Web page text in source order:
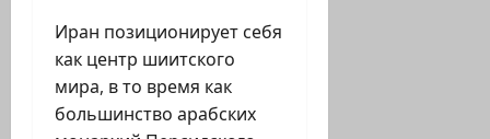
Иран позиционирует себя
как центр шиитского
мира, в то время как
большинство арабских